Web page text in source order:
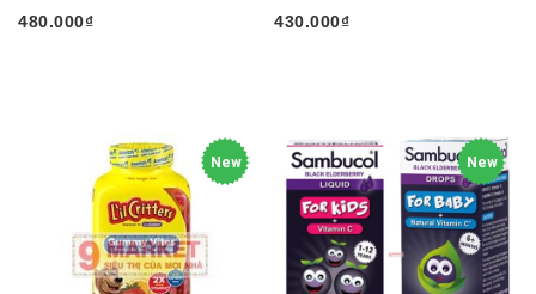
480.000₫
430.000₫
New New